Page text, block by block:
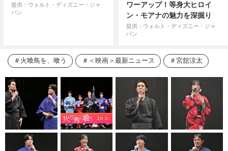
提供：ウォルト・ディズニー・ジャ
パン
ワーアップ！等身大ヒロイ
ン・モアナの魅力を深掘り
提供：ウォルト・ディズニー・ジャ
パン
火喰鳥を、喰う ＜映画＞最新ニュース 宮舘涼太